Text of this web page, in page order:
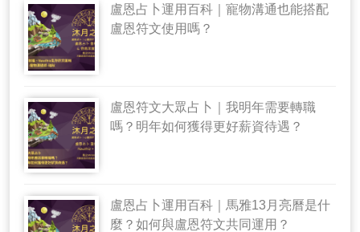
盧恩占卜運用百科｜寵物溝通也能搭配
盧恩符文使用嗎？
盧恩符文大眾占卜｜我明年需要轉職
嗎？明年如何獲得更好薪資待遇？
盧恩占卜運用百科｜馬雅13月亮曆是什
麼？如何與盧恩符文共同運用？